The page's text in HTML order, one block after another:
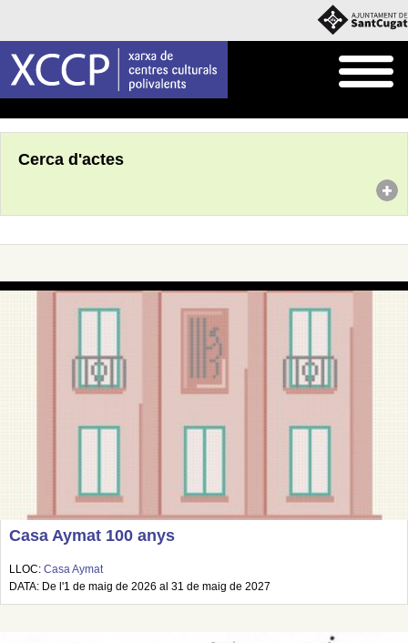
Cerca d'actes
Casa Aymat 100 anys
LLOC: Casa Aymat
DATA: De l'1 de maig de 2026 al 31 de maig de 2027